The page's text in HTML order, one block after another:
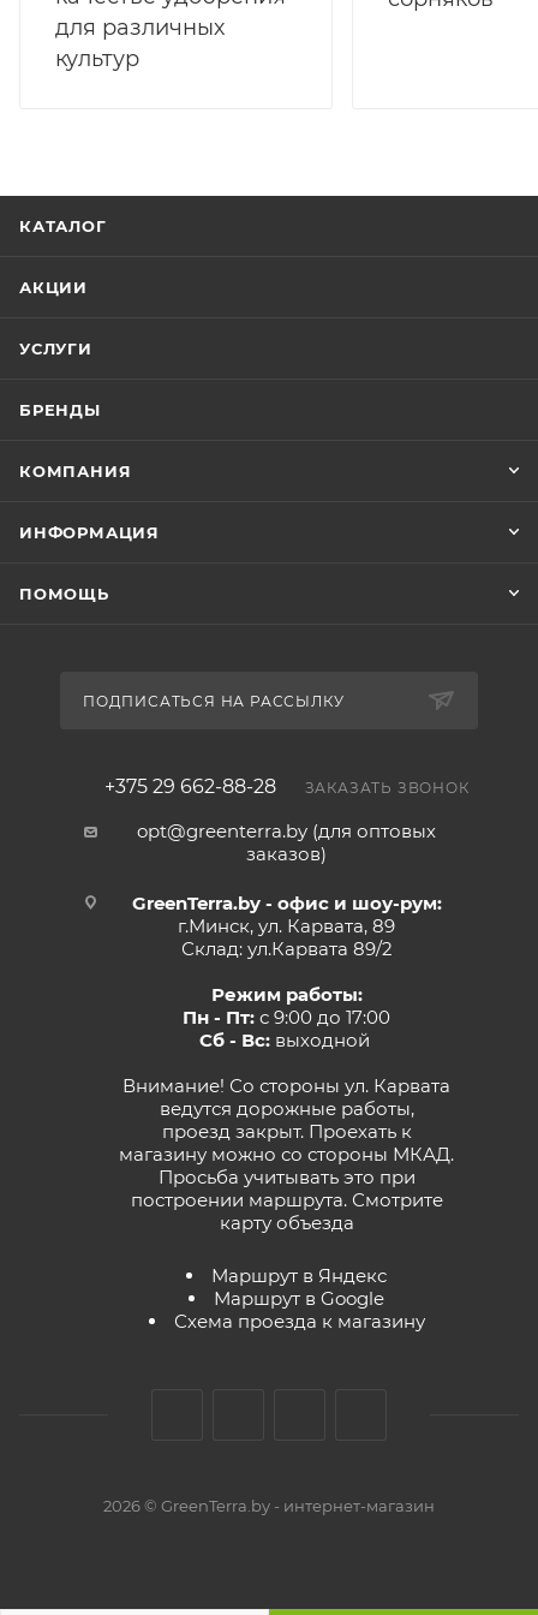
для различных
культур
КАТАЛОГ
АКЦИИ
УСЛУГИ
БРЕНДЫ
КОМПАНИЯ
ИНФОРМАЦИЯ
ПОМОЩЬ
ПОДПИСАТЬСЯ НА РАССЫЛКУ
+375 29 662-88-28 ЗАКАЗАТЬ ЗВОНОК
opt@greenterra.by (для оптовых
заказов)
GreenTerra.by - офис и шоу-рум:
г.Минск, ул. Карвата, 89
Склад: ул.Карвата 89/2
Режим работы:
Пн - Пт: с 9:00 до 17:00
Сб - Вс:выходной
Внимание! Со стороны ул. Карвата
ведутся дорожные работы,
проезд закрыт. Проехать к
магазину можно со стороны МКАД.
Просьба учитывать это при
построении маршрута. Смотрите
карту объезда
Маршрут в Яндекс
Маршрут в Google
Схема проезда к магазину
2026 © GreenTerra.by - интернет-магазин